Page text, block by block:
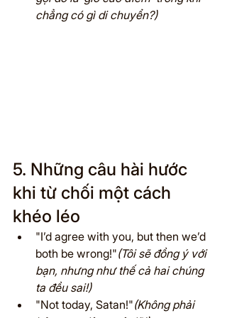
chẳng có gì di chuyển?)
5. Những câu hài hước
khi từ chối một cách
khéo léo
"I’d agree with you, but then we’d
both be wrong!"(Tôi sẽ đồng ý với
bạn, nhưng như thế cả hai chúng
ta đều sai!)
"Not today, Satan!"(Không phải